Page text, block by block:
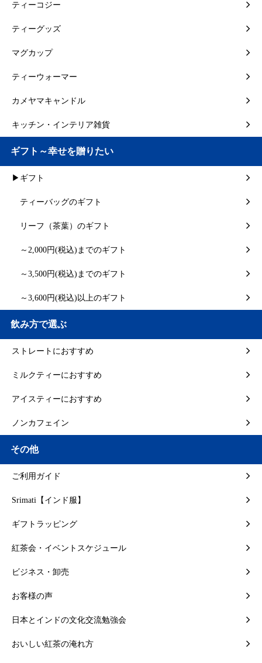
ティーコジー
ティーグッズ
マグカップ
ティーウォーマー
カメヤマキャンドル
キッチン・インテリア雑貨
ギフト～幸せを贈りたい
▶ギフト
ティーバッグのギフト
リーフ（茶葉）のギフト
～2,000円(税込)までのギフト
～3,500円(税込)までのギフト
～3,600円(税込)以上のギフト
飲み方で選ぶ
ストレートにおすすめ
ミルクティーにおすすめ
アイスティーにおすすめ
ノンカフェイン
その他
ご利用ガイド
Srimati【インド服】
ギフトラッピング
紅茶会・イベントスケジュール
ビジネス・卸売
お客様の声
日本とインドの文化交流勉強会
おいしい紅茶の淹れ方